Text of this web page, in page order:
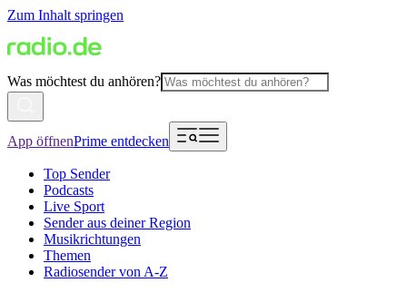
Zum Inhalt springen
Was möchtest du anhören?
App öffnenPrime entdecken
Top Sender
Podcasts
Live Sport
Sender aus deiner Region
Musikrichtungen
Themen
Radiosender von A-Z